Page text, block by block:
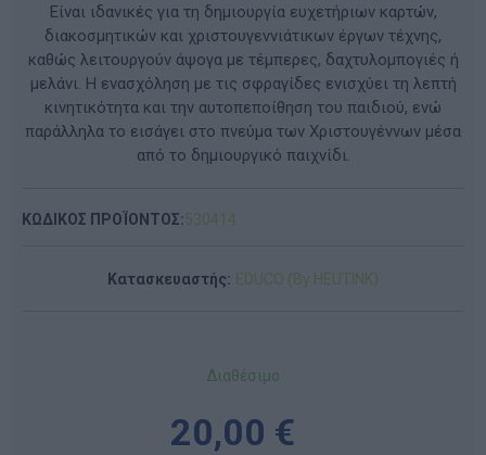
Είναι ιδανικές για τη δημιουργία ευχετήριων καρτών,
διακοσμητικών και χριστουγεννιάτικων έργων τέχνης,
καθώς λειτουργούν άψογα με τέμπερες, δαχτυλομπογιές ή
μελάνι. Η ενασχόληση με τις σφραγίδες ενισχύει τη λεπτή
κινητικότητα και την αυτοπεποίθηση του παιδιού, ενώ
παράλληλα το εισάγει στο πνεύμα των Χριστουγέννων μέσα
από το δημιουργικό παιχνίδι.
ΚΩΔΙΚΟΣ ΠΡΟΪΟΝΤΟΣ:530414
Κατασκευαστής: EDUCO (By HEUTINK)
Διαθέσιμο
20,00 €